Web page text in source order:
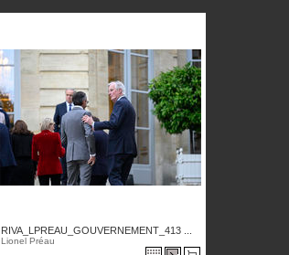
RIVA_LPREAU_GOUVERNEMENT_413 ...
Lionel Préau